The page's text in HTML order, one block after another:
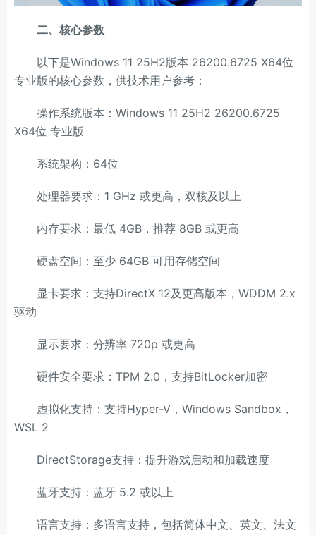
二、核心参数
以下是Windows 11 25H2版本 26200.6725 X64位
专业版的核心参数，供技术用户参考：
操作系统版本：Windows 11 25H2 26200.6725
X64位 专业版
系统架构：64位
处理器要求：1 GHz 或更高，双核及以上
内存要求：最低 4GB，推荐 8GB 或更高
硬盘空间：至少 64GB 可用存储空间
显卡要求：支持DirectX 12及更高版本，WDDM 2.x
驱动
显示要求：分辨率 720p 或更高
硬件安全要求：TPM 2.0，支持BitLocker加密
虚拟化支持：支持Hyper-V，Windows Sandbox，
WSL 2
DirectStorage支持：提升游戏启动和加载速度
蓝牙支持：蓝牙 5.2 或以上
语言支持：多语言支持，包括简体中文、英文、法文